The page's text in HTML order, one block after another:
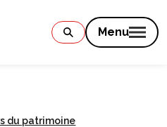
Menu
du patrimoine